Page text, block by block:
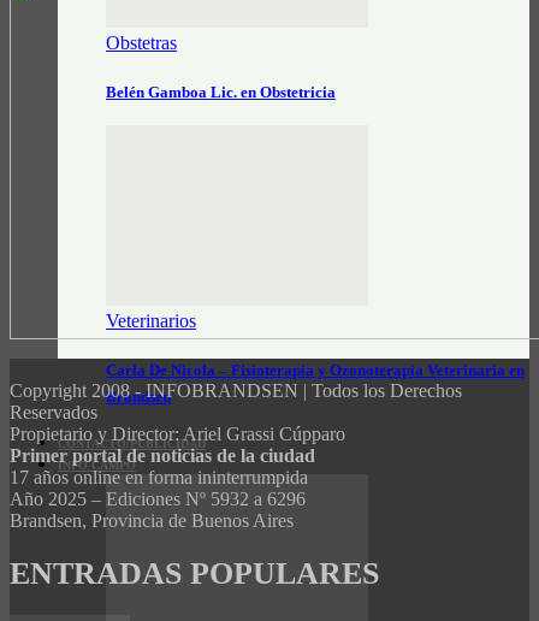
Obstetras
Belén Gamboa Lic. en Obstetricia
Veterinarios
Carla De Nicola – Fisioterapia y Ozonoterapia Veterinaria en
Brandsen
CONTACTO/PUBLICIDAD
INFO CAMPO
Copyright 2008 - INFOBRANDSEN | Todos los Derechos
Reservados
Propietario y Director: Ariel Grassi Cúpparo
Primer portal de noticias de la ciudad
17 años online en forma ininterrumpida
Año 2025 – Ediciones Nº 5932 a 6296
Brandsen, Provincia de Buenos Aires
ENTRADAS POPULARES